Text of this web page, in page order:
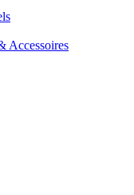
Accessoires